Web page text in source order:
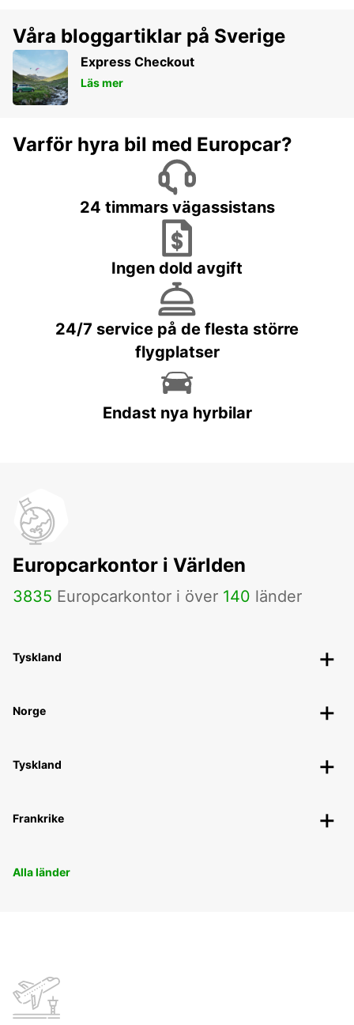
Våra bloggartiklar på Sverige
Express Checkout
Läs mer
Varför hyra bil med Europcar?
24 timmars vägassistans
Ingen dold avgift
24/7 service på de flesta större
flygplatser
Endast nya hyrbilar
Europcarkontor i Världen
3835 Europcarkontor i över 140 länder
Tyskland
Norge
Tyskland
Frankrike
Alla länder